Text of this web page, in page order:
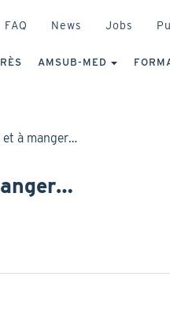
HEADER
FAQ News Jobs
AMSUB-MED
et à manger…